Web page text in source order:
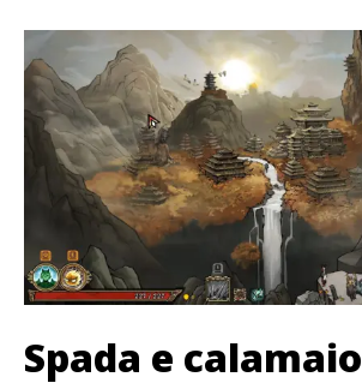
Spada e calamaio